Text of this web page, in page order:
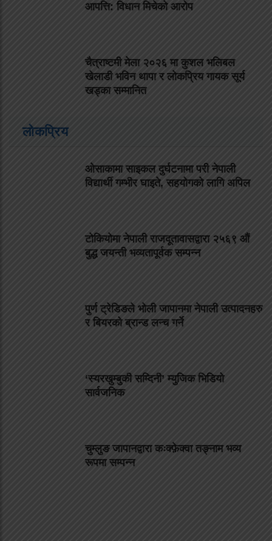
आपत्ति: विधान मिचेको आरोप
चैत्राष्टमी मेला २०२६ मा कुशल भलिबल
खेलाडी भविन थापा र लोकप्रिय गायक सूर्य
खड्का सम्मानित
लोकप्रिय
ओसाकामा साइकल दुर्घटनामा परी नेपाली
विद्यार्थी गम्भीर घाइते, सहयोगको लागि अपिल
टोकियोमा नेपाली राजदूतावासद्वारा २५६९ औं
बुद्ध जयन्ती भव्यतापूर्वक सम्पन्न
पुर्ण ट्रेडिङले भोली जापानमा नेपाली उत्पादनहरु
र बियरको ब्रान्ड लन्च गर्ने
‘स्यरखुम्बुकी सम्दिनी’ म्युजिक भिडियो
सार्वजनिक
चुम्लुङ जापानद्वारा कःक्फ़ेक्वा तङ्नाम भव्य
रूपमा सम्पन्न